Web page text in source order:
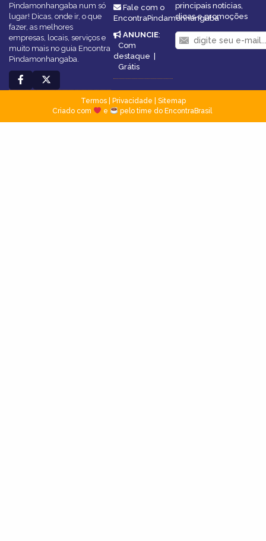
Pindamonhangaba num só
lugar! Dicas, onde ir, o que
fazer, as melhores
empresas, locais, serviços e
muito mais no guia Encontra
Pindamonhangaba.
Fale com o
EncontraPindamonhangaba
ANUNCIE:
Com
destaque |
Grátis
principais notícias,
dicas e promoções
Termos| Privacidade
Sitemap
Criado com
e pelo time do EncontraBrasil